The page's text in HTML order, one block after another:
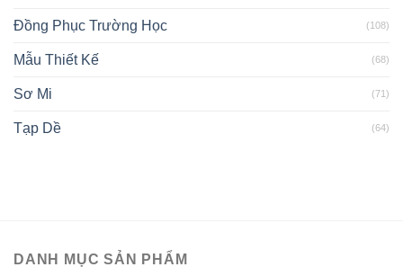
Đồng Phục Trường Học (108)
Mẫu Thiết Kế (68)
Sơ Mi (71)
Tạp Dề (64)
DANH MỤC SẢN PHẨM